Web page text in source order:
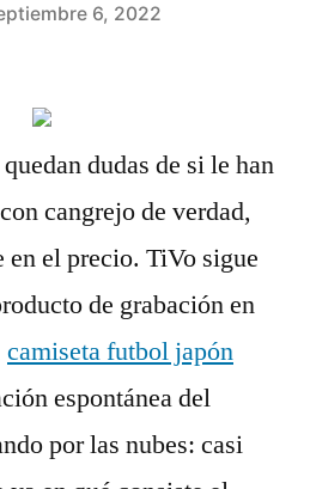
6, 2022
dudas de si le han
cangrejo de verdad,
en el precio. TiVo sigue
de grabación en
camiseta futbol japón
espontánea del
por las nubes: casi